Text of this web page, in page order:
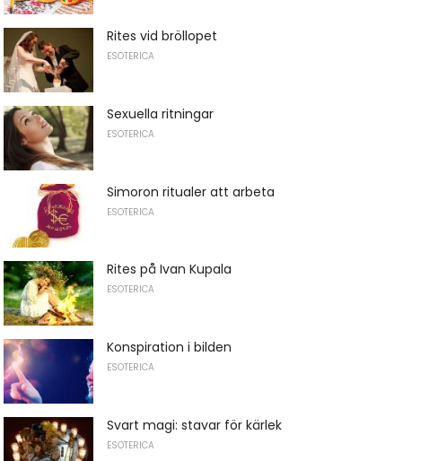
Rites vid bröllopet
ESOTERICA
Sexuella ritningar
ESOTERICA
Simoron ritualer att arbeta
ESOTERICA
Rites på Ivan Kupala
ESOTERICA
Konspiration i bilden
ESOTERICA
Svart magi: stavar för kärlek
ESOTERICA